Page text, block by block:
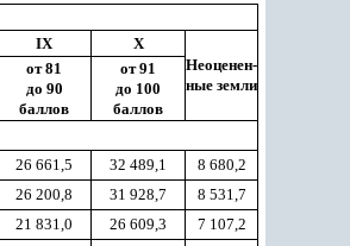
IX
X
Неоценен-
ные земли
от 81
до 90
баллов
от 91
до 100
баллов
26 661,5 32 489,1
8 680,2
26 200,8 31 928,7
8 531,7
21 831,0 26 609,3
7 107,2